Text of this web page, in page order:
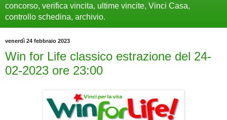
concorso, verifica vincita, ultime vincite, Vinci Casa,
controllo schedina, archivio.
venerdì 24 febbraio 2023
Win for Life classico estrazione del 24-
02-2023 ore 23:00